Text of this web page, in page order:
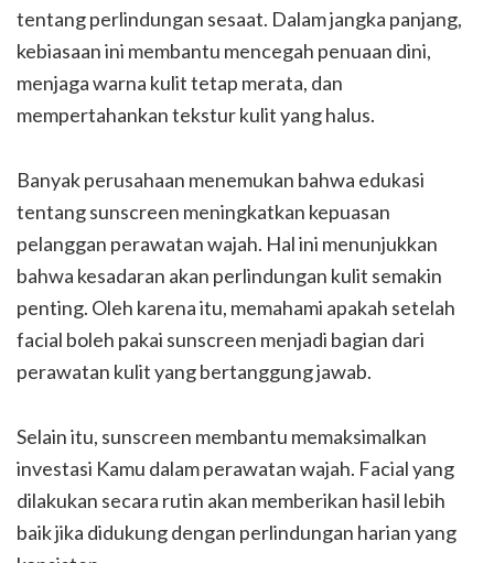
tentang perlindungan sesaat. Dalam jangka panjang,
kebiasaan ini membantu mencegah penuaan dini,
menjaga warna kulit tetap merata, dan
mempertahankan tekstur kulit yang halus.
Banyak perusahaan menemukan bahwa edukasi
tentang sunscreen meningkatkan kepuasan
pelanggan perawatan wajah. Hal ini menunjukkan
bahwa kesadaran akan perlindungan kulit semakin
penting. Oleh karena itu, memahami apakah setelah
facial boleh pakai sunscreen menjadi bagian dari
perawatan kulit yang bertanggung jawab.
Selain itu, sunscreen membantu memaksimalkan
investasi Kamu dalam perawatan wajah. Facial yang
dilakukan secara rutin akan memberikan hasil lebih
baik jika didukung dengan perlindungan harian yang